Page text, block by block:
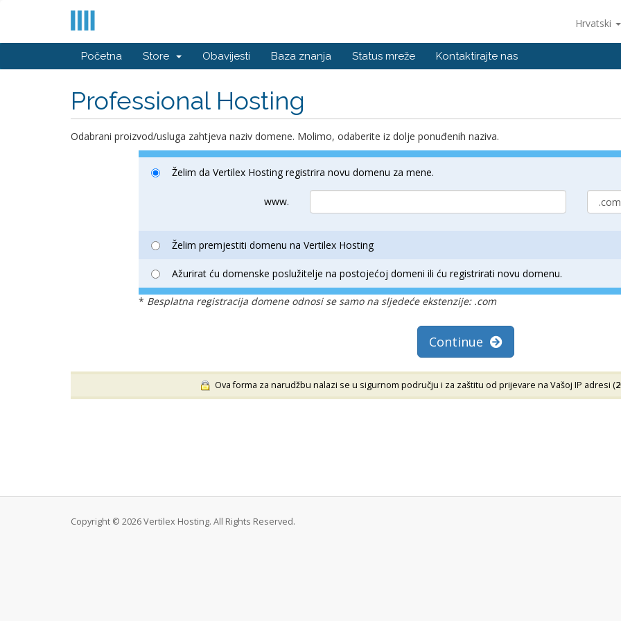
Hrvatski
Početna Store Obavijesti Baza znanja Status mreže Kontaktirajte nas
Professional Hosting
Odabrani proizvod/usluga zahtjeva naziv domene. Molimo, odaberite iz dolje ponuđenih naziva.
Želim da Vertilex Hosting registrira novu domenu za mene.
www.
Želim premjestiti domenu na Vertilex Hosting
Ažurirat ću domenske poslužitelje na postojećoj domeni ili ću registrirati novu domenu.
* Besplatna registracija domene odnosi se samo na sljedeće ekstenzije: .com
Continue
Ova forma za narudžbu nalazi se u sigurnom području i za zaštitu od prijevare na Vašoj IP adresi (
Copyright © 2026 Vertilex Hosting. All Rights Reserved.